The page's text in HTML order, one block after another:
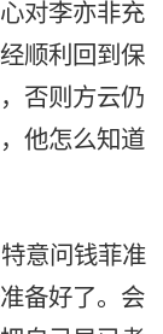
对李亦非充
顺利回到保
否则方云仍
他怎么知道
意问钱菲准
备好了。会